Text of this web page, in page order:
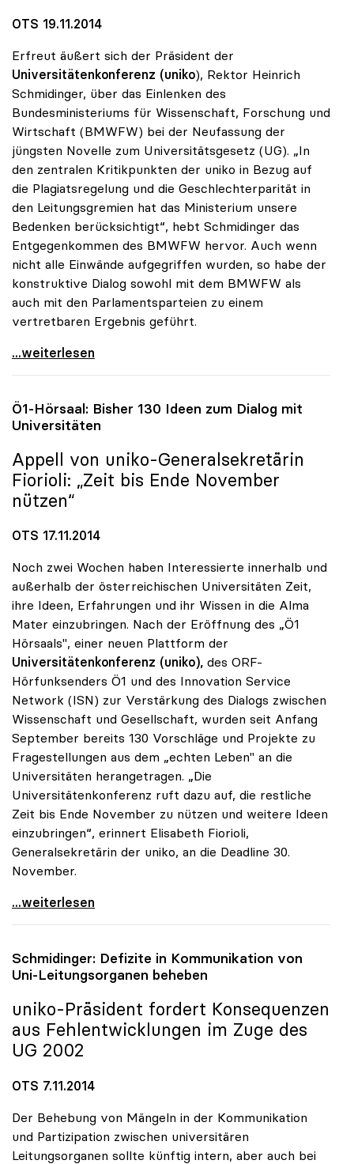
OTS 19.11.2014
Erfreut äußert sich der Präsident der
Universitätenkonferenz (uniko), Rektor Heinrich
Schmidinger, über das Einlenken des
Bundesministeriums für Wissenschaft, Forschung und
Wirtschaft (BMWFW) bei der Neufassung der
jüngsten Novelle zum Universitätsgesetz (UG). „In
den zentralen Kritikpunkten der uniko in Bezug auf
die Plagiatsregelung und die Geschlechterparität in
den Leitungsgremien hat das Ministerium unsere
Bedenken berücksichtigt“, hebt Schmidinger das
Entgegenkommen des BMWFW hervor. Auch wenn
nicht alle Einwände aufgegriffen wurden, so habe der
konstruktive Dialog sowohl mit dem BMWFW als
auch mit den Parlamentsparteien zu einem
vertretbaren Ergebnis geführt.
UG-Novelle: uniko begrüsst konstruktive Haltung
...weiterlesen
Ö1-Hörsaal: Bisher 130 Ideen zum Dialog mit
Universitäten
Appell von uniko-Generalsekretärin
Fiorioli: „Zeit bis Ende November
nützen“
OTS 17.11.2014
Noch zwei Wochen haben Interessierte innerhalb und
außerhalb der österreichischen Universitäten Zeit,
ihre Ideen, Erfahrungen und ihr Wissen in die Alma
Mater einzubringen. Nach der Eröffnung des „Ö1
Hörsaals", einer neuen Plattform der
Universitätenkonferenz (uniko), des ORF-
Hörfunksenders Ö1 und des Innovation Service
Network (ISN) zur Verstärkung des Dialogs zwischen
Wissenschaft und Gesellschaft, wurden seit Anfang
September bereits 130 Vorschläge und Projekte zu
Fragestellungen aus dem „echten Leben" an die
Universitäten herangetragen. „Die
Universitätenkonferenz ruft dazu auf, die restliche
Zeit bis Ende November zu nützen und weitere Ideen
einzubringen“, erinnert Elisabeth Fiorioli,
Generalsekretärin der uniko, an die Deadline 30.
November.
Ö1-Hörsaal: Bisher 130 Ideen zum Dialog mit
...weiterlesen
Schmidinger: Defizite in Kommunikation von
Uni-Leitungsorganen beheben
uniko-Präsident fordert Konsequenzen
aus Fehlentwicklungen im Zuge des
UG 2002
OTS 7.11.2014
Der Behebung von Mängeln in der Kommunikation
und Partizipation zwischen universitären
Leitungsorganen sollte künftig intern, aber auch bei